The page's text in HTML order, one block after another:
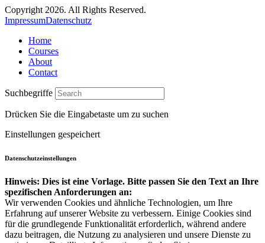
Copyright 2026. All Rights Reserved.
ImpressumDatenschutz
Home
Courses
About
Contact
Suchbegriffe
Drücken Sie die Eingabetaste um zu suchen
Einstellungen gespeichert
Datenschutzeinstellungen
Hinweis: Dies ist eine Vorlage. Bitte passen Sie den Text an Ihre
spezifischen Anforderungen an:
Wir verwenden Cookies und ähnliche Technologien, um Ihre
Erfahrung auf unserer Website zu verbessern. Einige Cookies sind
für die grundlegende Funktionalität erforderlich, während andere
dazu beitragen, die Nutzung zu analysieren und unsere Dienste zu